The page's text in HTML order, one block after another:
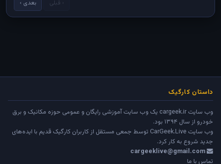
‹ قبلی بعدی ›
داستان کارگیک
وب سایت cargeek.ir یک وب سایت آموزشی رایگان و عمومی حوزه مکانیک و برق
خودرو از سال ۱۳۹۴ بود.
وب سایت CarGeek.Live توسط جمعی مستقل از کاربران کارگیک قدیم با ایده‌های
جدید شروع به کار کرد.
cargeeklive@gmail.com
تماس با ما